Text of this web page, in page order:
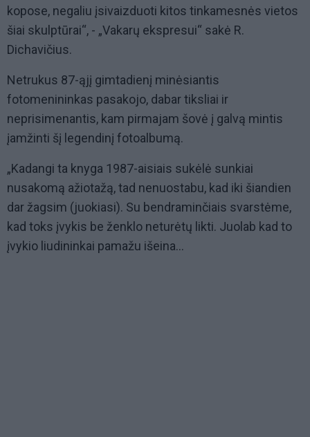
kopose, negaliu įsivaizduoti kitos tinkamesnės vietos
šiai skulptūrai“, - „Vakarų ekspresui“ sakė R.
Dichavičius.
Netrukus 87-ąjį gimtadienį minėsiantis
fotomenininkas pasakojo, dabar tiksliai ir
neprisimenantis, kam pirmajam šovė į galvą mintis
įamžinti šį legendinį fotoalbumą.
„Kadangi ta knyga 1987-aisiais sukėlė sunkiai
nusakomą ažiotažą, tad nenuostabu, kad iki šiandien
dar žagsim (juokiasi). Su bendraminčiais svarstėme,
kad toks įvykis be ženklo neturėtų likti. Juolab kad to
įvykio liudininkai pamažu išeina...